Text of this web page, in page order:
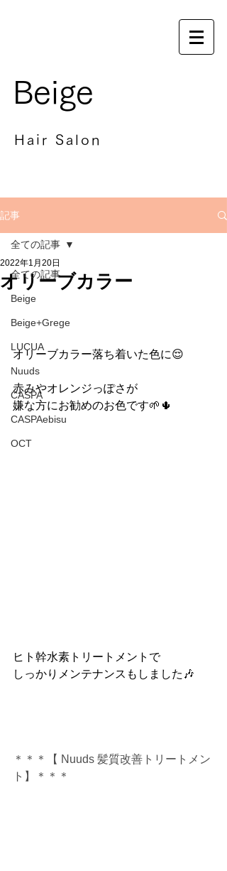
Beige
Hair Salon
記事
全ての記事
Beige
Beige+Grege
LUCUA
Nuuds
CASPA
CASPAebisu
OCT
全ての記事
オリーブカラー
2022年1月20日
オリーブカラー落ち着いた色に😌
赤みやオレンジっぽさが
嫌な方にお勧めのお色です🌱🌵
ヒト幹水素トリートメントで
しっかりメンテナンスもしました🎶
＊＊＊【 Nuuds 髪質改善トリートメン
ト】＊＊＊